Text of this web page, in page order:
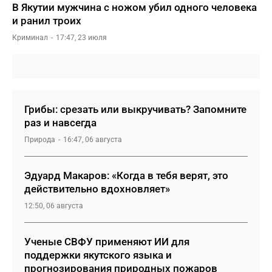
В Якутии мужчина с ножом убил одного человека
и ранил троих
Криминал 17:47, 23 июля
Грибы: срезать или выкручивать? Запомните
раз и навсегда
Природа 16:47, 06 августа
Эдуард Макаров: «Когда в тебя верят, это
действительно вдохновляет»
12:50, 06 августа
Ученые СВФУ применяют ИИ для
поддержки якутского языка и
прогнозирования природных пожаров